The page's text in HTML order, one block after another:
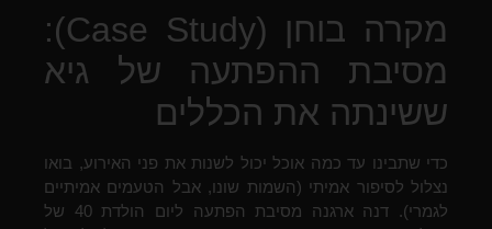
מקרה בוחן (Case Study):
מסיבת ההפתעה של גיא
ששינתה את הכללים
כדי שתבינו עד כמה אוכל יכול לשנות את פני האירוע, בואו
נצלול לסיפור אמיתי (השמות שונו, אבל הטעמים אמיתיים
לגמרי). דנה ארגנה מסיבת הפתעה ליום הולדת 40 של